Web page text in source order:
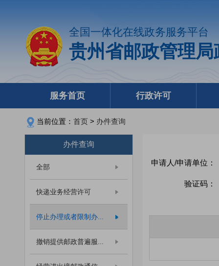
全国一体化在线政务服务平台
贵州省邮政管理
服务首页 行政许可
当前位置： 首页 > 办件查询
办件查询
全部
快递业务经营许可
停止办理或者限制办...
撤销提供邮政普遍服...
申请人/申请单位：
验证码：